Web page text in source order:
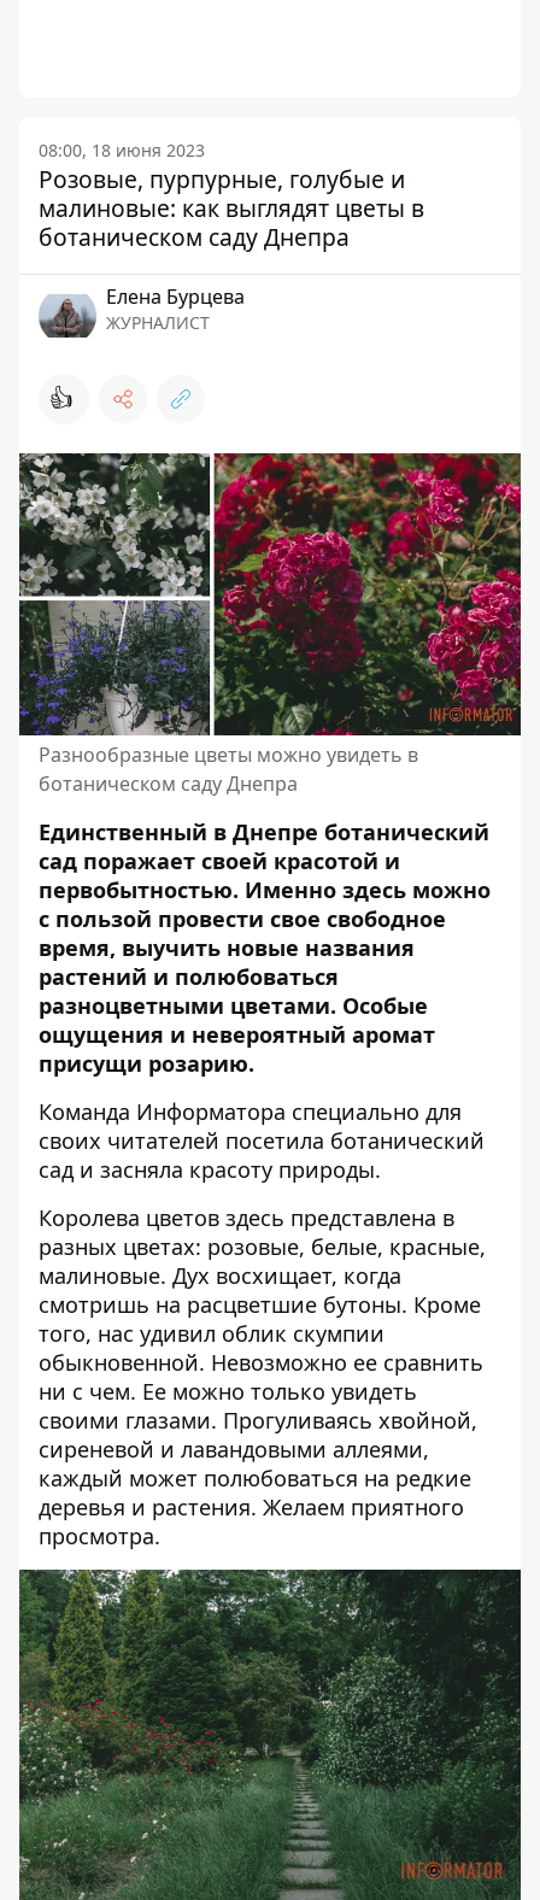
08:00, 18 июня 2023
Розовые, пурпурные, голубые и
малиновые: как выглядят цветы в
ботаническом саду Днепра
Елена Бурцева
ЖУРНАЛИСТ
👍
Разнообразные цветы можно увидеть в
ботаническом саду Днепра
Единственный в Днепре ботанический
сад поражает своей красотой и
первобытностью. Именно здесь можно
с пользой провести свое свободное
время, выучить новые названия
растений и полюбоваться
разноцветными цветами. Особые
ощущения и невероятный аромат
присущи розарию.
Команда Информатора специально для
своих читателей посетила ботанический
сад и засняла красоту природы.
Королева цветов здесь представлена в
разных цветах: розовые, белые, красные,
малиновые. Дух восхищает, когда
смотришь на расцветшие бутоны. Кроме
того, нас удивил облик скумпии
обыкновенной. Невозможно ее сравнить
ни с чем. Ее можно только увидеть
своими глазами. Прогуливаясь хвойной,
сиреневой и лавандовыми аллеями,
каждый может полюбоваться на редкие
деревья и растения. Желаем приятного
просмотра.